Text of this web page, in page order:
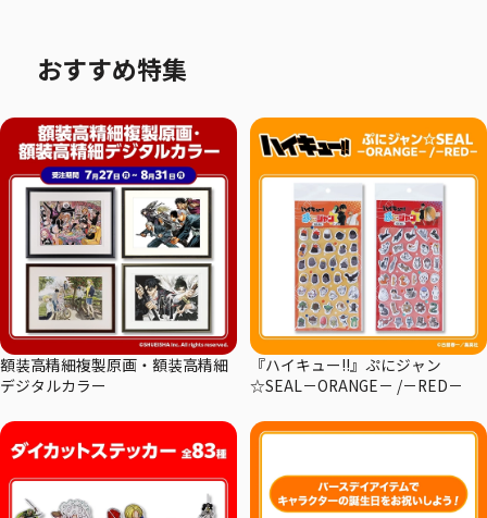
おすすめ特集
額装高精細複製原画・額装高精細
デジタルカラー
『ハイキュー!!』ぷにジャン
☆SEAL－ORANGE－ /－RED－